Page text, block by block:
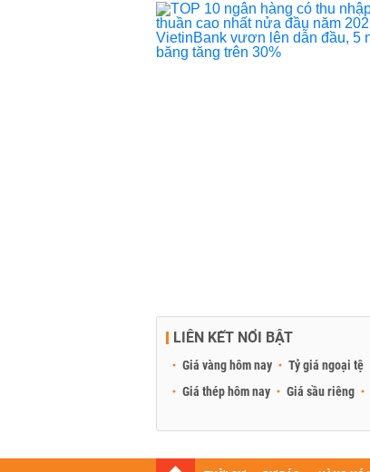
LIÊN KẾT NỔI BẬT
Giá vàng hôm nay Tỷ giá ngoại tệ
Giá thép hôm nay
Giá sầu riêng